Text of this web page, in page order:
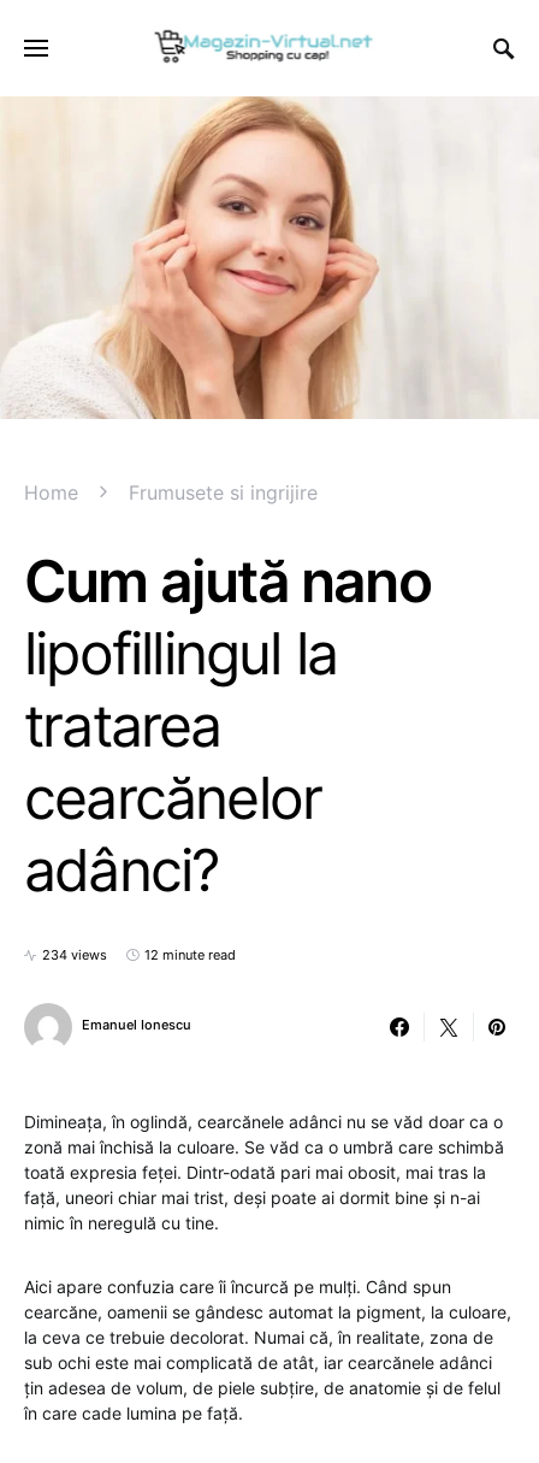
Home Frumusete si ingrijire
Cum ajută nano
lipofillingul la
tratarea
cearcănelor
adânci?
234 views 12 minute read
Emanuel Ionescu
Dimineața, în oglindă, cearcănele adânci nu se văd doar ca o
zonă mai închisă la culoare. Se văd ca o umbră care schimbă
toată expresia feței. Dintr-odată pari mai obosit, mai tras la
față, uneori chiar mai trist, deși poate ai dormit bine și n-ai
nimic în neregulă cu tine.
Aici apare confuzia care îi încurcă pe mulți. Când spun
cearcăne, oamenii se gândesc automat la pigment, la culoare,
la ceva ce trebuie decolorat. Numai că, în realitate, zona de
sub ochi este mai complicată de atât, iar cearcănele adânci
țin adesea de volum, de piele subțire, de anatomie și de felul
în care cade lumina pe față.